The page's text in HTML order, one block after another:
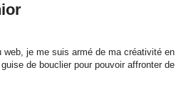
je me suis armé de ma créativité en
de bouclier pour pouvoir affronter de